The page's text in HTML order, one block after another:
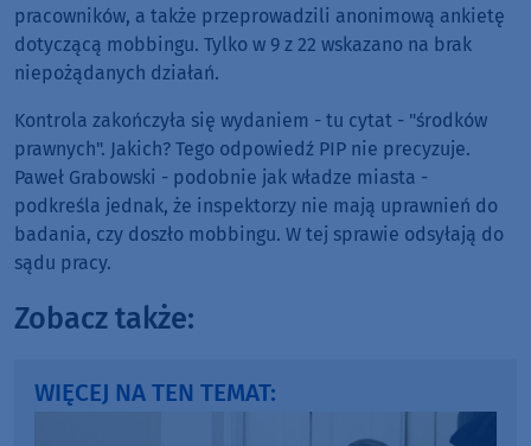
pracowników, a także przeprowadzili anonimową ankietę
dotyczącą mobbingu. Tylko w 9 z 22 wskazano na brak
niepożądanych działań.
Kontrola zakończyła się wydaniem - tu cytat - "środków
prawnych". Jakich? Tego odpowiedź PIP nie precyzuje.
Paweł Grabowski - podobnie jak władze miasta -
podkreśla jednak, że inspektorzy nie mają uprawnień do
badania, czy doszło mobbingu. W tej sprawie odsyłają do
sądu pracy.
Zobacz także:
WIĘCEJ NA TEN TEMAT: